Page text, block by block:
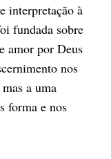
interpretação à
fundada sobre
amor por Deus
nos
a uma
forma e nos